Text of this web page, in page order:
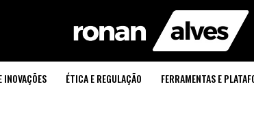
INOVAÇÕES ÉTICA E REGULAÇÃO FERRAMENTAS E